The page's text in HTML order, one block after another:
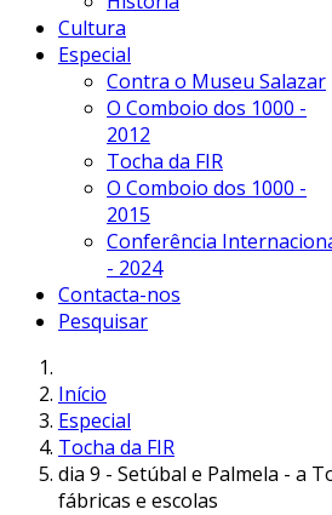
Cultura
Especial
Contra o Museu Salazar
O Comboio dos 1000 -
2012
Tocha da FIR
O Comboio dos 1000 -
2015
Conferência
- 2024
Contacta-nos
Pesquisar
Início
Especial
Tocha da FIR
dia 9 - Setúbal e Palmela - a
fábricas e escolas